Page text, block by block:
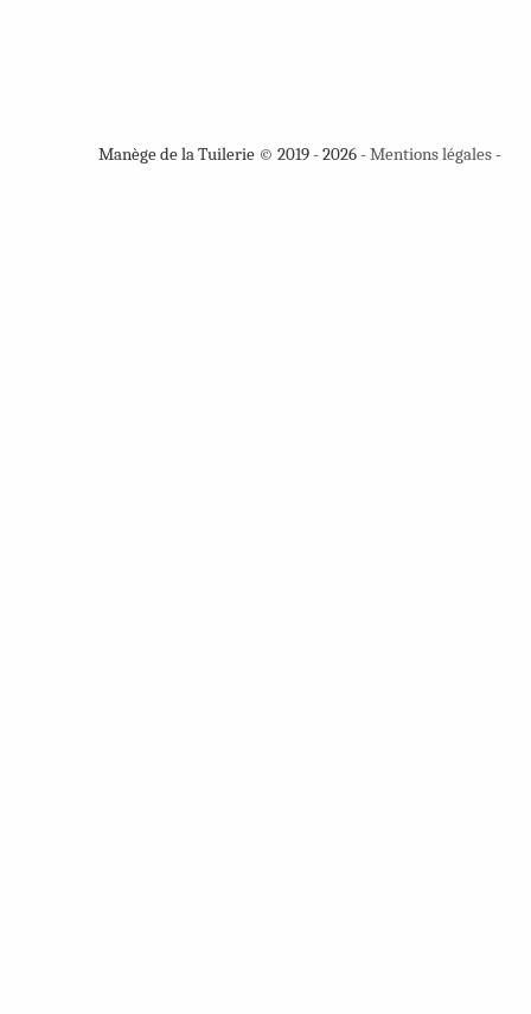
Manège de la Tuilerie © 2019 - 2026 -Mentions légales-